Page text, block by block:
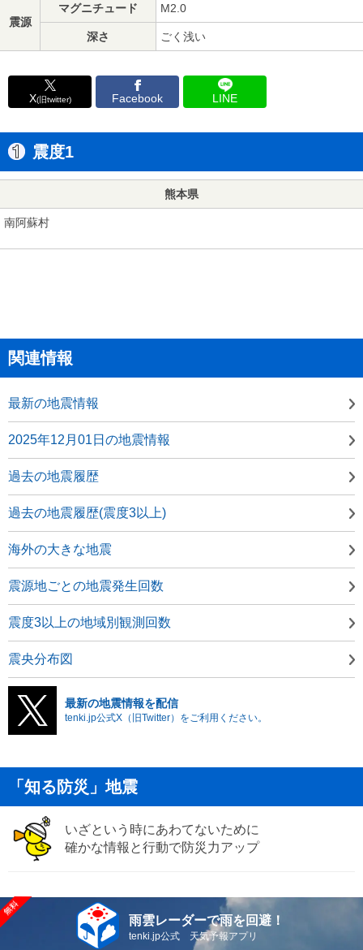
震源
マグニチュード M2.0
深さ ごく浅い
X(旧twitter) Facebook LINE
震度1
熊本県
南阿蘇村
関連情報
最新の地震情報
2025年12月01日の地震情報
過去の地震履歴
過去の地震履歴(震度3以上)
海外の大きな地震
震源地ごとの地震発生回数
震度3以上の地域別観測回数
震央分布図
最新の地震情報を配信
tenki.jp公式X（旧Twitter）をご利用ください。
「知る防災」地震
いざという時にあわてないために
確かな情報と行動で防災力アップ
雨雲レーダーで雨を回避！
tenki.jp公式 天気予報アプリ